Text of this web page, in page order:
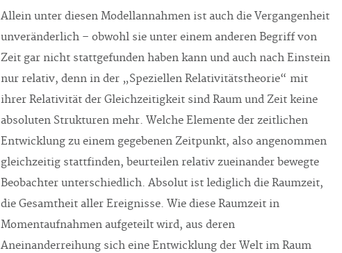
Allein unter diesen Modellannahmen ist auch die Vergangenheit
unveränderlich – obwohl sie unter einem anderen Begriff von
Zeit gar nicht stattgefunden haben kann und auch nach Einstein
nur relativ, denn in der „Speziellen Relativitätstheorie“ mit
ihrer Relativität der Gleichzeitigkeit sind Raum und Zeit keine
absoluten Strukturen mehr. Welche Elemente der zeitlichen
Entwicklung zu einem gegebenen Zeitpunkt, also angenommen
gleichzeitig stattfinden, beurteilen relativ zueinander bewegte
Beobachter unterschiedlich. Absolut ist lediglich die Raumzeit,
die Gesamtheit aller Ereignisse. Wie diese Raumzeit in
Momentaufnahmen aufgeteilt wird, aus deren
Aneinanderreihung sich eine Entwicklung der Welt im Raum